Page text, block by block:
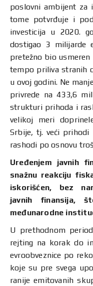
poslovni ambijent za
tome potvrđuje i
investicija u 2020.
dostigao 3 milijarde
pretežno bio
tempo priliva stranih
u ovoj godini. Ne
privrede na 433,6
strukturi prihoda i
velikoj meri
Srbije, tj. veći prihodi
rashodi po osnovu
Uređenjem javnih
snažnu reakciju
iskorišćen, bez
javnih finansija,
međunarodne
U prethodnom
rejting na korak do
evroobveznice po
koje su pre svega
ranije emitovanih